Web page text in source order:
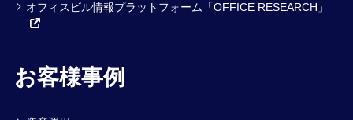
オフィスビル情報プラットフォーム「OFFICE RESEARCH」
お客様事例